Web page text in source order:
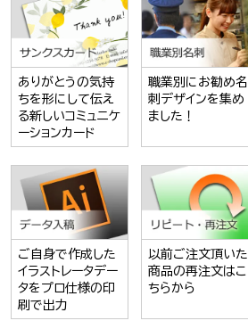
ありがとうの気持
ちを形にして伝え
る新しいコミュニケ
ーションカード
職業別にお勧め名
刺デザインを集め
ました！
ご自身で作成した
イラストレータデー
タをプロ仕様の印
刷で出力
以前ご注文頂いた
商品の再注文はこ
ちらから